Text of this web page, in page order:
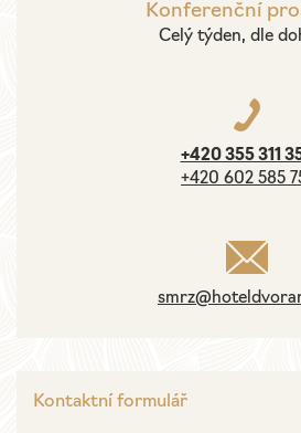
Konferenční
Celý týden, dle
+420 355 311
+420 602 585
Kontaktní formulář